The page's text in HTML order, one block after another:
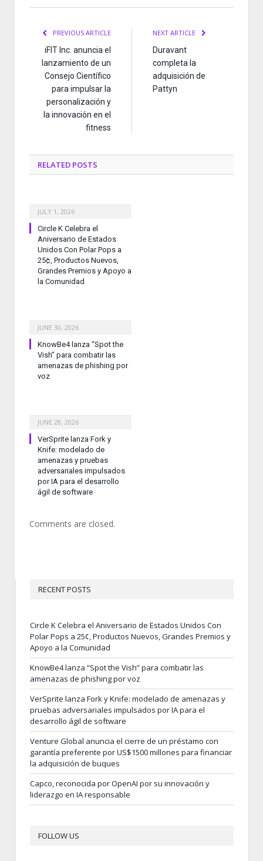
PREVIOUS ARTICLE
iFIT Inc. anuncia el
lanzamiento de un
Consejo Científico
para impulsar la
personalización y
la innovación en el
fitness
NEXT ARTICLE
Duravant
completa la
adquisición de
Pattyn
RELATED POSTS
JULY 1, 2026
Circle K Celebra el
Aniversario de Estados
Unidos Con Polar Pops a
25¢, Productos Nuevos,
Grandes Premios y Apoyo a
la Comunidad
JUNE 30, 2026
KnowBe4 lanza “Spot the
Vish” para combatir las
amenazas de phishing por
voz
JUNE 28, 2026
VerSprite lanza Fork y
Knife: modelado de
amenazas y pruebas
adversariales impulsados
por IA para el desarrollo
ágil de software
Comments are closed.
RECENT POSTS
Circle K Celebra el Aniversario de Estados Unidos Con
Polar Pops a 25¢, Productos Nuevos, Grandes Premios y
Apoyo a la Comunidad
KnowBe4 lanza “Spot the Vish” para combatir las
amenazas de phishing por voz
VerSprite lanza Fork y Knife: modelado de amenazas y
pruebas adversariales impulsados por IA para el
desarrollo ágil de software
Venture Global anuncia el cierre de un préstamo con
garantía preferente por US$1500 millones para financiar
la adquisición de buques
Capco, reconocida por OpenAI por su innovación y
liderazgo en IA responsable
FOLLOW US